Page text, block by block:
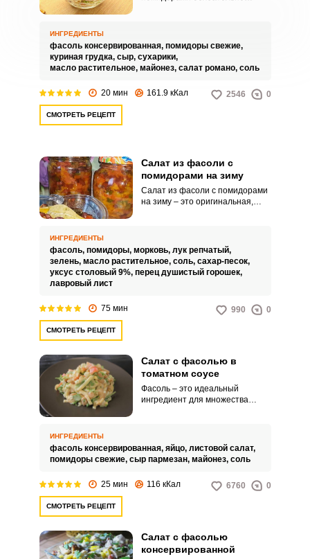
получается гармоничным по
вкусу.
ИНГРЕДИЕНТЫ
фасоль консервированная, помидоры свежие,
куриная грудка, сыр, сухарики,
масло растительное, майонез, салат романо, соль
20 мин 161.9 кКал 2546 0
СМОТРЕТЬ РЕЦЕПТ
Салат из фасоли с
помидорами на зиму
Салат из фасоли с помидорами
на зиму – это оригинальная,
использовать в качестве
гарнира или подавать как
отдельную закуску вместе с
хлебом.
ИНГРЕДИЕНТЫ
фасоль, помидоры, морковь, лук репчатый,
зелень, масло растительное, соль, сахар-песок,
уксус столовый 9%, перец душистый горошек,
лавровый лист
75 мин 990 0
СМОТРЕТЬ РЕЦЕПТ
Салат с фасолью в
томатном соусе
Фасоль – это идеальный
ингредиент для множества
аппетитное блюдо, но и
сэкономить время.
ИНГРЕДИЕНТЫ
фасоль консервированная, яйцо, листовой салат,
помидоры свежие, сыр пармезан, майонез, соль
25 мин 116 кКал 6760 0
СМОТРЕТЬ РЕЦЕПТ
Салат с фасолью
консервированной